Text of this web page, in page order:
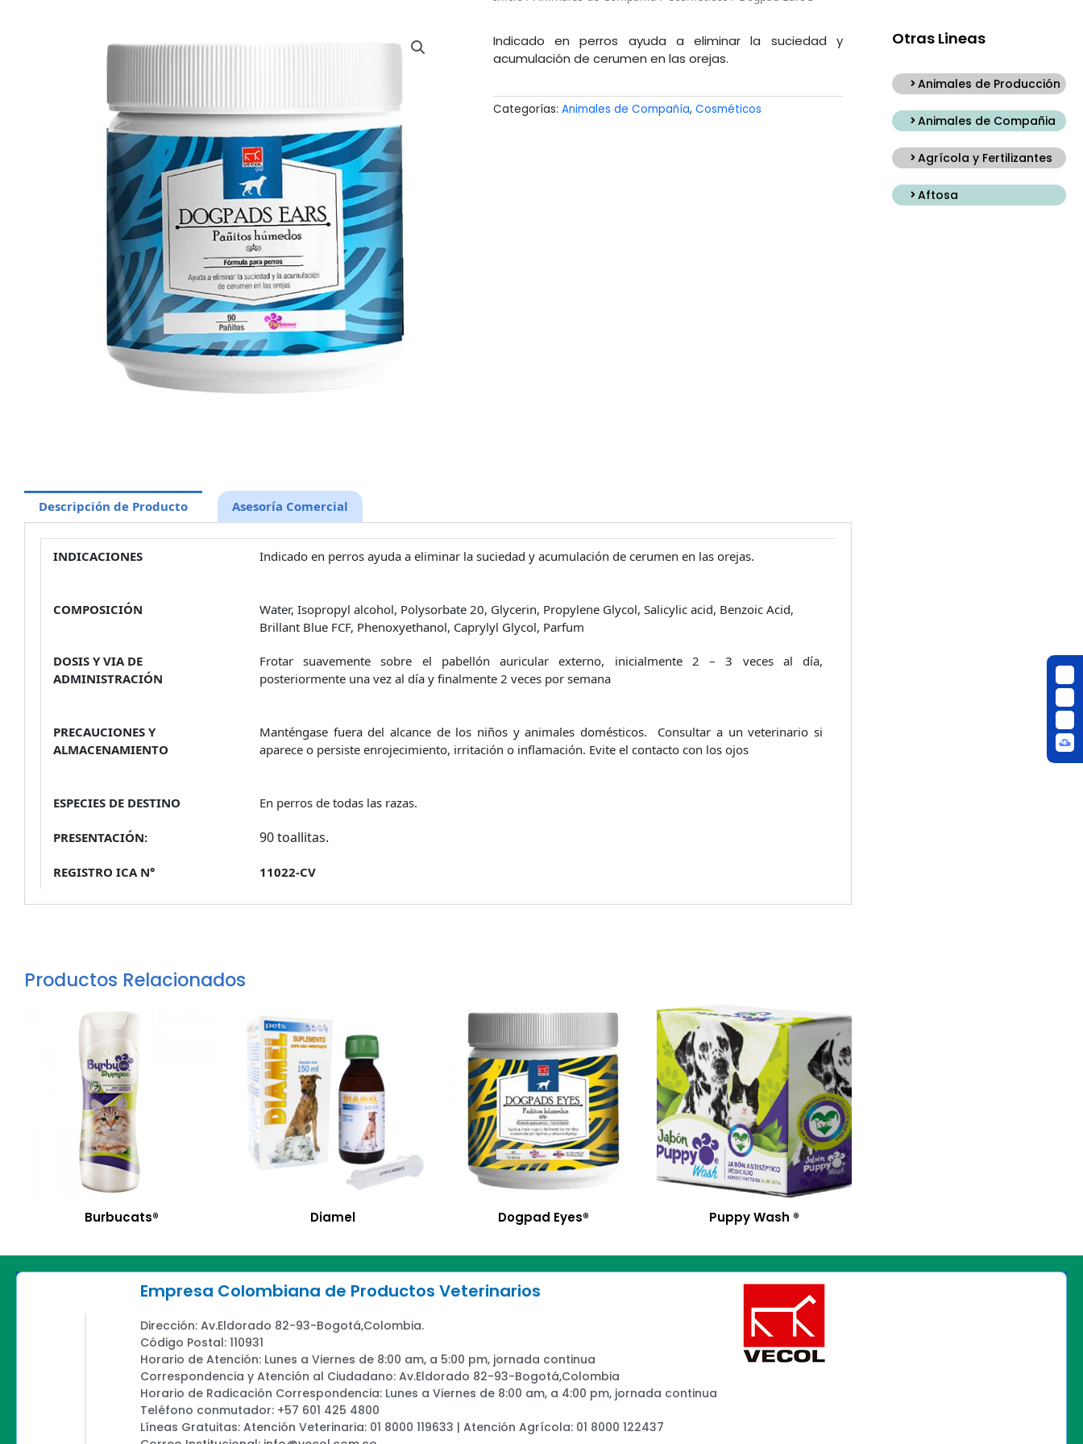
Indicado en perros ayuda a eliminar la suciedad y
acumulación de cerumen en las orejas.
Categorías: Animales de Compañía, Cosméticos
Descripción de Producto Asesoría Comercial
INDICACIONES Indicado en perros ayuda a eliminar la suciedad y acumulación de cerumen en las orejas.
COMPOSICIÓN
Water, Isopropyl alcohol, Polysorbate 20, Glycerin, Propylene Glycol, Salicylic acid, Benzoic Acid,
Brillant Blue FCF, Phenoxyethanol, Caprylyl Glycol, Parfum
DOSIS Y VIA DE
ADMINISTRACIÓN
Frotar suavemente sobre el pabellón auricular externo, inicialmente 2 – 3 veces al día,
posteriormente una vez al día y finalmente 2 veces por semana
PRECAUCIONES Y
ALMACENAMIENTO
Manténgase fuera del alcance de los niños y animales domésticos. Consultar a un veterinario si
aparece o persiste enrojecimiento, irritación o inflamación. Evite el contacto con los ojos
ESPECIES DE DESTINO En perros de todas las razas.
PRESENTACIÓN: 90 toallitas.
REGISTRO ICA N° 11022-CV
Productos Relacionados
Burbucats® Diamel Dogpad Eyes® Puppy Wash ®
Otras Lineas
Animales de Producción
Animales de Compañia
Agrícola y Fertilizantes
Aftosa
Empresa Colombiana de Productos Veterinarios
Dirección: Av.Eldorado 82-93-Bogotá,Colombia.
Código Postal: 110931
Horario de Atención: Lunes a Viernes de 8:00 am, a 5:00 pm, jornada continua
Correspondencia y Atención al Ciudadano: Av.Eldorado 82-93-Bogotá,Colombia
Horario de Radicación Correspondencia: Lunes a Viernes de 8:00 am, a 4:00 pm, jornada continua
Teléfono conmutador: +57 601 425 4800
Líneas Gratuitas: Atención Veterinaria: 01 8000 119633 | Atención Agrícola: 01 8000 122437